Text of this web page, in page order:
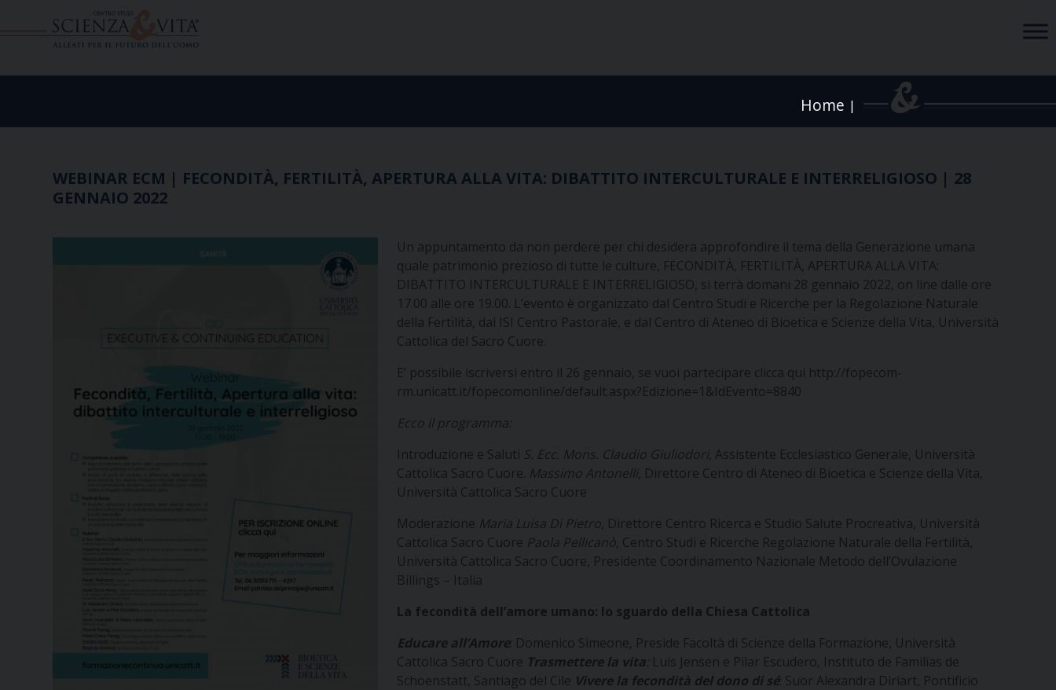
Home |
WEBINAR ECM | FECONDITÀ, FERTILITÀ, APERTURA ALLA VITA: DIBATTITO INTERCULTURALE E INTERRELIGIOSO | 28
GENNAIO 2022
Un appuntamento da non perdere per chi desidera approfondire il tema della Generazione umana
quale patrimonio prezioso di tutte le culture, FECONDITÀ, FERTILITÀ, APERTURA ALLA VITA:
DIBATTITO INTERCULTURALE E INTERRELIGIOSO, si terrà domani 28 gennaio 2022, on line dalle ore
17.00 alle ore 19.00. L’evento è organizzato dal Centro Studi e Ricerche per la Regolazione Naturale
della Fertilità, dal ISI Centro Pastorale, e dal Centro di Ateneo di Bioetica e Scienze della Vita, Università
Cattolica del Sacro Cuore.
E’ possibile iscriversi entro il 26 gennaio, se vuoi partecipare clicca qui http://fopecom-
rm.unicatt.it/fopecomonline/default.aspx?Edizione=1&IdEvento=8840
Ecco il programma:
Introduzione e Saluti S. Ecc. Mons. Claudio Giuliodori , Assistente Ecclesiastico Generale, Università
Cattolica Sacro Cuore. Massimo Antonelli , Direttore Centro di Ateneo di Bioetica e Scienze della Vita,
Università Cattolica Sacro Cuore
Moderazione Maria Luisa Di Pietro , Direttore Centro Ricerca e Studio Salute Procreativa, Università
Cattolica Sacro Cuore Paola Pellicanò , Centro Studi e Ricerche Regolazione Naturale della Fertilità,
Università Cattolica Sacro Cuore, Presidente Coordinamento Nazionale Metodo dell’Ovulazione
Billings – Italia
La fecondità dell’amore umano: lo sguardo della Chiesa Cattolica
Educare all’Amore: Domenico Simeone, Preside Facoltà di Scienze della Formazione, Università
Cattolica Sacro Cuore Trasmettere la vita: Luis Jensen e Pilar Escudero, Instituto de Familias de
Schoenstatt, Santiago del Cile Vivere la fecondità del dono di sé: Suor Alexandra Diriart, Pontificio